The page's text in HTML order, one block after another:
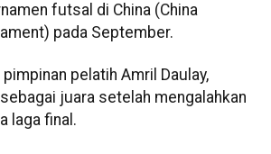
futsal di China (China
pada September.
pelatih Amril Daulay,
juara setelah mengalahkan
laga final.